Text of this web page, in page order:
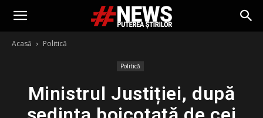
Acasă Politică
Politică
Ministrul Justiției, după